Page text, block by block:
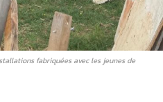
fabriquées avec les jeunes de